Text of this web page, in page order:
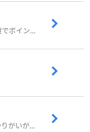
歩いたりアンケート回答など幅広い手段でポイントをゲット
ペットを育ってポイ活しよう！可愛くやりがいがある新感覚アプリ